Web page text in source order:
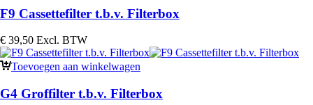
F9 Cassettefilter t.b.v. Filterbox
€ 39,50 Excl. BTW
Toevoegen aan winkelwagen
G4 Groffilter t.b.v. Filterbox